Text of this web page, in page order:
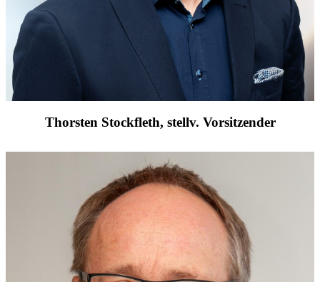
Thorsten Stockfleth, stellv. Vorsitzender